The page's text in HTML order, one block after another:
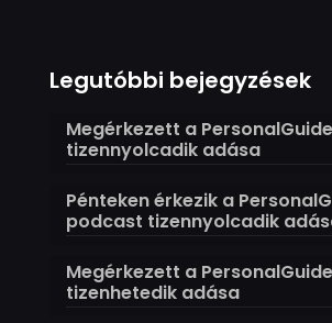
Legutóbbi bejegyzések
Megérkezett a
tizennyolcadik adása
Pénteken érkezik a
podcast tizennyolcadik
Megérkezett a
tizenhetedik adása